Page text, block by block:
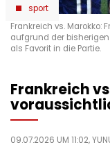
sport
Frankreich vs. Marokko:
aufgrund der
als Favorit in die Partie.
Frankreich
09.07.2026 UM 11:02,